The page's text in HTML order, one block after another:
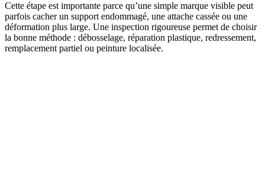
Cette étape est importante parce qu’une simple marque visible peut
parfois cacher un support endommagé, une attache cassée ou une
déformation plus large. Une inspection rigoureuse permet de choisir
la bonne méthode : débosselage, réparation plastique, redressement,
remplacement partiel ou peinture localisée.